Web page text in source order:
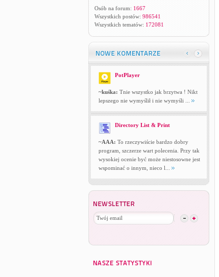
Osób na forum: 1667
Wszystkich postów: 986541
Wszystkich tematów: 172081
PotPlayer
~kuśka: Tnie wszystko jak brzytwa ! Nikt
lepszego nie wymyślił i nie wymyśli ...
Directory List & Print
~AAA: To rzeczywiście bardzo dobry
program, szczerze wart polecenia. Przy tak
wysokiej ocenie być może niestosowne jest
wspominać o innym, nieco l...